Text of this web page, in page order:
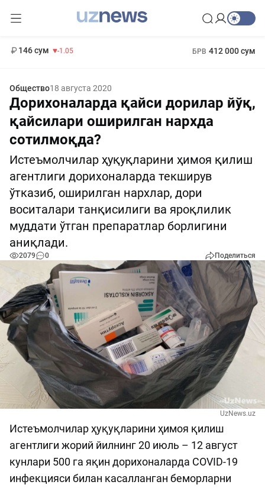
146 сум -1.05 БРВ 412 000 сум
Общество18 августа 2020
Дорихоналарда қайси дорилар йўқ,
қайсилари оширилган нархда
сотилмоқда?
Истеъмолчилар ҳуқуқларини ҳимоя қилиш
агентлиги дорихоналарда текширув
ўтказиб, оширилган нархлар, дори
воситалари танқисилиги ва яроқлилик
муддати ўтган препаратлар борлигини
аниқлади.
2079 0 Поделиться
UzNews.uz
Истеъмолчилар ҳуқуқларини ҳимоя қилиш
агентлиги жорий йилнинг 20 июль – 12 август
кунлари 500 га яқин дорихоналарда COVID-19
инфекцияси билан касалланган беморларни